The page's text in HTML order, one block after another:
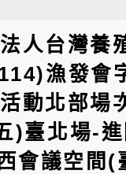
人台灣養
漁發會
動北部場
)臺北場-
會議空間(